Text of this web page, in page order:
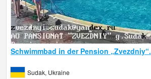
Schwimmbad in der Pension „Zvezdniy“.
Sudak, Ukraine